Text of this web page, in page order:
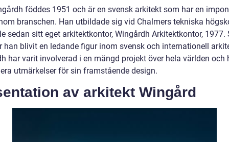
föddes 1951 och är en svensk arkitekt som har en
branschen. Han utbildade sig vid Chalmers tekniska
sedan sitt eget arkitektkontor, Wingårdh Arkitektkontor, 1977.
han blivit en ledande figur inom svensk och internationell
har varit involverad i en mängd projekt över hela världen och
utmärkelser för sin framstående design.
av arkitekt Wingård